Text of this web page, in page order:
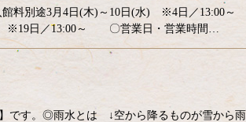
料別途3月4日(木)～10日(水) ※4日／13:00～
) ※19日／13:00～ 〇営業日・営業時間…
です。◎雨水とは ↓空から降るものが雪から雨